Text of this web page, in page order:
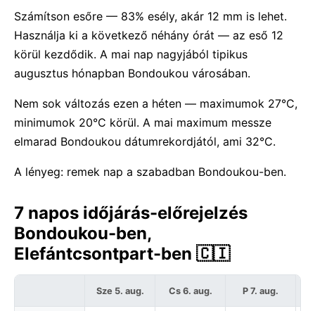
Számítson esőre — 83% esély, akár 12 mm is lehet.
Használja ki a következő néhány órát — az eső 12
körül kezdődik. A mai nap nagyjából tipikus
augusztus hónapban Bondoukou városában.
Nem sok változás ezen a héten — maximumok 27°C,
minimumok 20°C körül. A mai maximum messze
elmarad Bondoukou dátumrekordjától, ami 32°C.
A lényeg: remek nap a szabadban Bondoukou-ben.
7 napos időjárás-előrejelzés
Bondoukou-ben,
Elefántcsontpart-ben 🇨🇮
Sze 5. aug. Cs 6. aug. P 7. aug.